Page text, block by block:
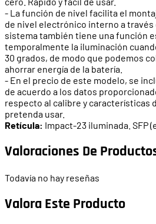
- La función de nivel facilita el
de nivel electrónico interno a través
sistema también tiene una función
temporalmente la iluminación
30 grados, de modo que podemos
ahorrar energía de la batería.
- En el precio de este modelo, se
de acuerdo a los datos
respecto al calibre y características
pretenda usar.
Retícula: Impact-23 iluminada. SFP
Valoraciones De
Todavía no hay reseñas
Valora Este Producto